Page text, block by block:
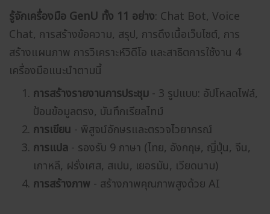
รู้จักเครื่องมือ GenU ทั้ง 11 อย่าง: Chat Bot, Voice
Chat, การสร้างข้อความ, สรุป, การดึงเนื้อเว็บไซต์, การ
สร้างแผนภาพ การวิเคราะห์วิดีโอ และสาธิตการใช้งาน 4
เครื่องมือแนะนำตามนี้
การสร้างรายงานการประชุม - 3 รูปแบบ: อัปโหลดไฟล์,
ป้อนข้อมูลตรง, บันทึกเรียลไทม์
การเขียน - พิสูจน์อักษรและตรวจไวยากรณ์
การแปล - รองรับ 9 ภาษา (ไทย, อังกฤษ, ญี่ปุ่น, จีน,
เกาหลี, ฝรั่งเศส, สเปน, เยอรมัน, เวียดนาม)
การสร้างภาพ - สร้างภาพคุณภาพสูงด้วย AI